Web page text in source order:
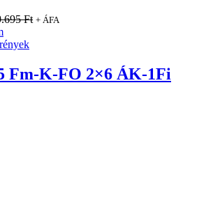
Ft + ÁFA
Fm-K-FO 2×6 ÁK-1Fi